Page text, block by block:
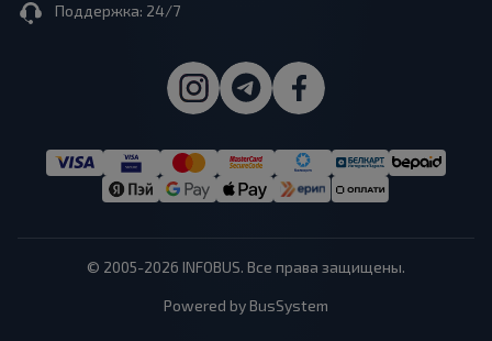
Поддержка: 24/7
© 2005-2026 INFOBUS. Все права защищены.
Powered by BusSystem